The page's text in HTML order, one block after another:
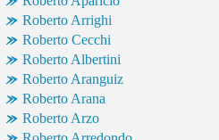
Roberto Arrighi
Roberto Cecchi
Roberto Albertini
Roberto Aranguiz
Roberto Arana
Roberto Arzo